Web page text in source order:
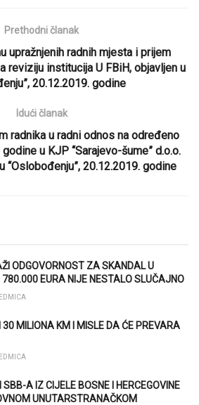
Prethodni članak
upražnjenih radnih mjesta i prijem
reviziju institucija U FBiH, objavljen u
20.12.2019. godine
Idući članak
radnika u radni odnos na određeno
u KJP “Sarajevo-šume” d.o.o.
“Oslobođenju”, 20.12.2019. godine
ODGOVORNOST ZA SKANDAL U
780.000 EURA NIJE NESTALO SLUČAJNO
30 MILIONA KM I MISLE DA ĆE PREVARA
SBB-A IZ CIJELE BOSNE I HERCEGOVINE
UNUTARSTRANAČKOM